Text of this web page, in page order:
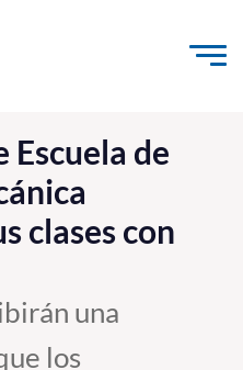
Escuela de
clases con
una
los